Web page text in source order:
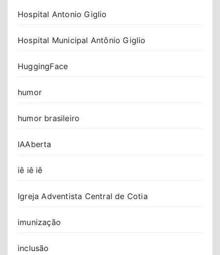
Hospital Antonio Giglio
Hospital Municipal Antônio Giglio
HuggingFace
humor
humor brasileiro
IAAberta
iê iê iê
Igreja Adventista Central de Cotia
imunização
inclusão